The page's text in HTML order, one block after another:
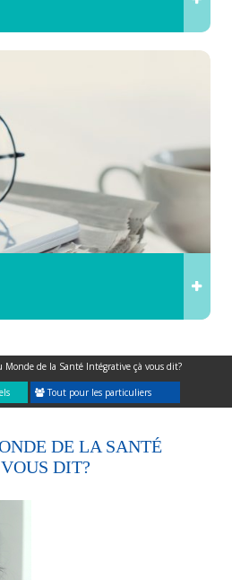
Monde de la Santé Intégrative çà vous dit?
Tout pour les particuliers
DE LA SANTÉ
DIT?